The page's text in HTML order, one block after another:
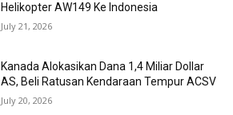
Helikopter AW149 Ke Indonesia
July 21, 2026
Kanada Alokasikan Dana 1,4 Miliar Dollar
AS, Beli Ratusan Kendaraan Tempur ACSV
July 20, 2026